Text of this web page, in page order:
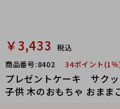
￥3,433
税込
商品番号:8402 34ポイント(1
プレゼントケーキ サク
子供 木のおもちゃ おま